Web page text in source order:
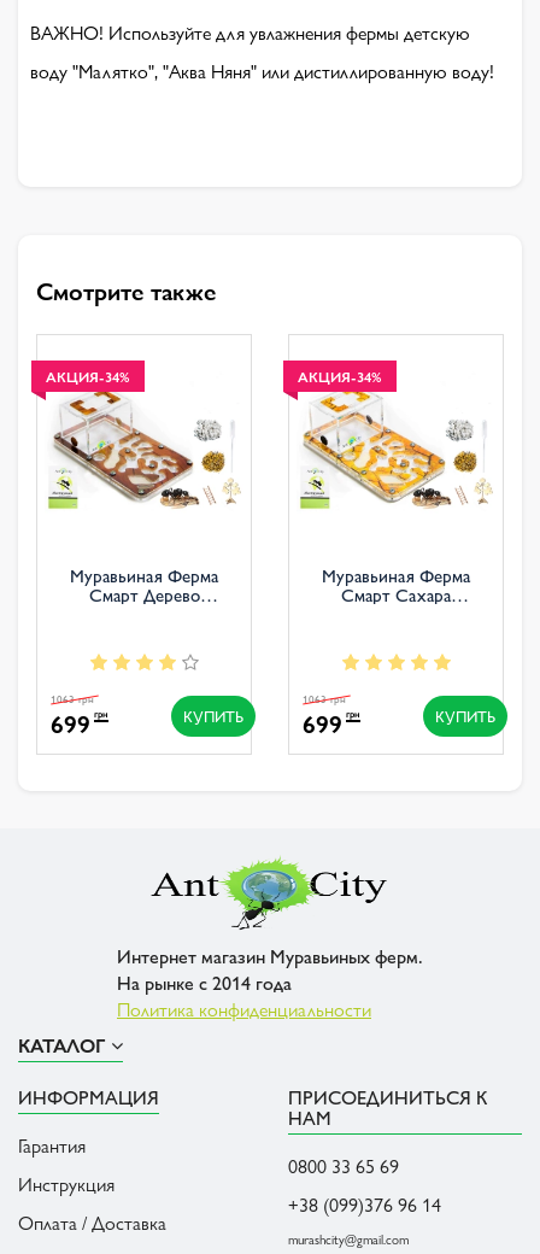
ВАЖНО! Используйте для увлажнения фермы детскую
воду "Малятко", "Аква Няня" или дистиллированную воду!
Смотрите также
АКЦИЯ-34%
Муравьиная Ферма
Смарт Дерево
699 грн
1063 грн
КУПИТЬ
АКЦИЯ-34%
Муравьиная Ферма
Смарт Сахара
699 грн
1063 грн
КУПИТЬ
Интернет магазин Муравьиных ферм.
На рынке с 2014 года
Политика конфиденциальности
КАТАЛОГ
ИНФОРМАЦИЯ
Гарантия
Инструкция
Оплата / Доставка
ПРИСОЕДИНИТЬСЯ К
НАМ
0800 33 65 69
+38 (099)376 96 14
murashcity@gmail.com